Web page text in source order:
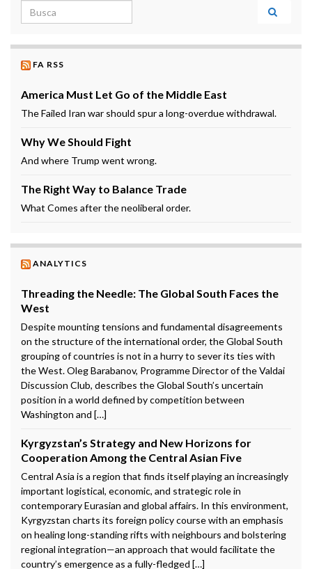
Search for:
FA RSS
America Must Let Go of the Middle East
The Failed Iran war should spur a long-overdue withdrawal.
Why We Should Fight
And where Trump went wrong.
The Right Way to Balance Trade
What Comes after the neoliberal order.
ANALYTICS
Threading the Needle: The Global South Faces the
West
Despite mounting tensions and fundamental disagreements
on the structure of the international order, the Global South
grouping of countries is not in a hurry to sever its ties with
the West. Oleg Barabanov, Programme Director of the Valdai
Discussion Club, describes the Global South’s uncertain
position in a world defined by competition between
Washington and […]
Kyrgyzstan’s Strategy and New Horizons for
Cooperation Among the Central Asian Five
Central Asia is a region that finds itself playing an increasingly
important logistical, economic, and strategic role in
contemporary Eurasian and global affairs. In this environment,
Kyrgyzstan charts its foreign policy course with an emphasis
on healing long-standing rifts with neighbours and bolstering
regional integration—an approach that would facilitate the
country’s emergence as a fully-fledged […]